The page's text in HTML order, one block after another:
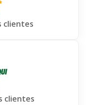
clientes
clientes